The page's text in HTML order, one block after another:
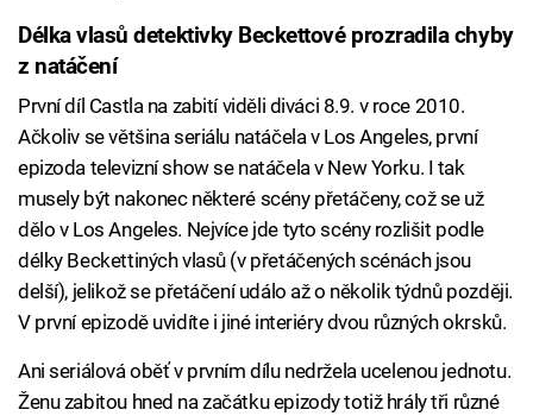
Délka vlasů detektivky Beckettové prozradila chyby
z natáčení
První díl Castla na zabití viděli diváci 8.9. v roce 2010.
Ačkoliv se většina seriálu natáčela v Los Angeles, první
epizoda televizní show se natáčela v New Yorku. I tak
musely být nakonec některé scény přetáčeny, což se už
dělo v Los Angeles. Nejvíce jde tyto scény rozlišit podle
délky Beckettiných vlasů (v přetáčených scénách jsou
delší), jelikož se přetáčení událo až o několik týdnů později.
V první epizodě uvidíte i jiné interiéry dvou různých okrsků.
Ani seriálová oběť v prvním dílu nedržela ucelenou jednotu.
Ženu zabitou hned na začátku epizody totiž hrály tři různé